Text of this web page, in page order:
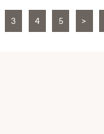
3 4 5 >